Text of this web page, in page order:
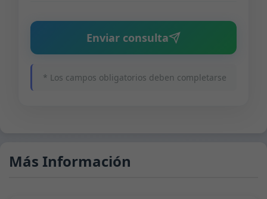
Enviar consulta
* Los campos obligatorios deben completarse
Más Información